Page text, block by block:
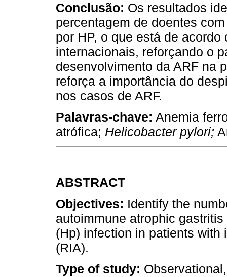
Conclusão: Os resultados
percentagem de doentes
por HP, o que está de
internacionais, reforçando o
desenvolvimento da ARF na
reforça a importância do
nos casos de ARF.
Palavras-chave: Anemia
atrófica; Helicobacter pylori;
ABSTRACT
Objectives: Identify the
autoimmune atrophic
(Hp) infection in patients
(RIA).
Type of study: